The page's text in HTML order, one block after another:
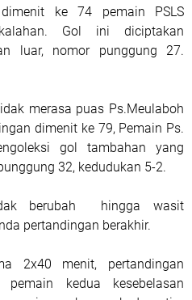
dimenit ke 74 pemain PSLS
Gol ini diciptakan
luar, nomor punggung 27.
merasa puas Ps.Meulaboh
dimenit ke 79, Pemain Ps.
gol tambahan yang
32, kedudukan 5-2.
berubah hingga wasit
pertandingan berakhir.
2x40 menit, pertandingan
kedua kesebelasan